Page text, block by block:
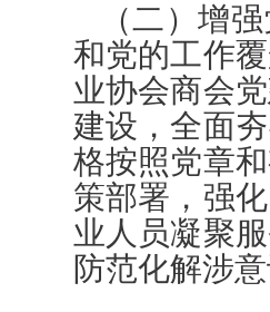
（二）增
和党的工作
业协会商会
建设，全面
格按照党章
策部署，强
业人员凝聚
防范化解涉